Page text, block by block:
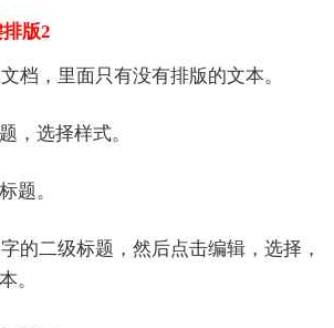
版2
档，里面只有没有排版的文本。
，选择样式。
题。
的二级标题，然后点击编辑，选择，
。